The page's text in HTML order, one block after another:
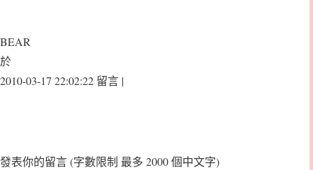
BEAR
於
2010-03-17 22:02:22 留言 |
發表你的留言(字數限制 最多 2000 個中文字)